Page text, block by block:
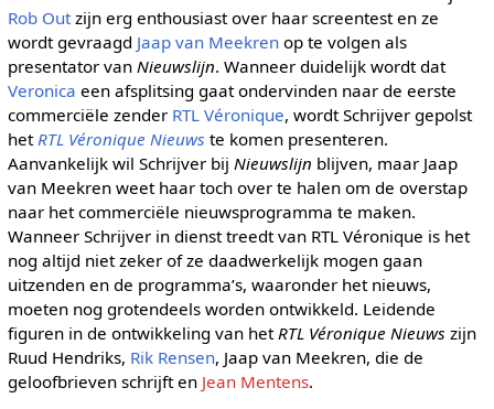
Rob Outzijn erg enthousiast over haar screentest en ze
wordt gevraagd Jaap van Meekrenop te volgen als
presentator van Nieuwslijn. Wanneer duidelijk wordt dat
Veronica een afsplitsing gaat ondervinden naar de eerste
commerciële zender RTL Véronique, wordt Schrijver gepolst
het RTL Véronique Nieuws te komen presenteren.
Aanvankelijk wil Schrijver bij Nieuwslijn blijven, maar Jaap
van Meekren weet haar toch over te halen om de overstap
naar het commerciële nieuwsprogramma te maken.
Wanneer Schrijver in dienst treedt van RTL Véronique is het
nog altijd niet zeker of ze daadwerkelijk mogen gaan
uitzenden en de programma’s, waaronder het nieuws,
moeten nog grotendeels worden ontwikkeld. Leidende
figuren in de ontwikkeling van het RTL Véronique Nieuws zijn
Ruud Hendriks, Rik Rensen, Jaap van Meekren, die de
geloofbrieven schrijft en Jean Mentens.